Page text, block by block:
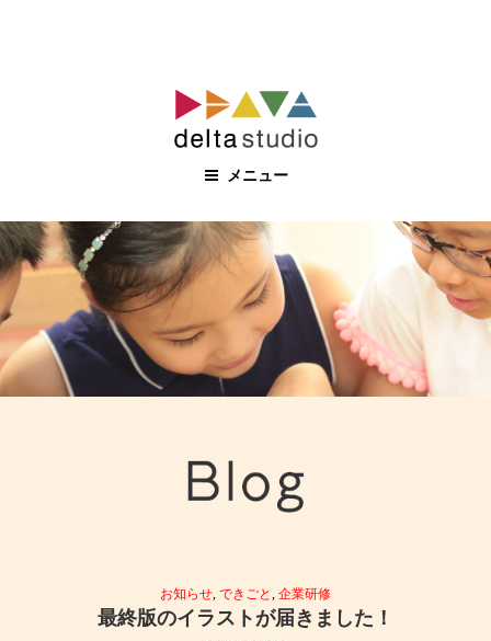
へ
ス
キ
ッ
プ
メニュー
お知らせ できごと 企業研修
最終版のイラストが届きました！